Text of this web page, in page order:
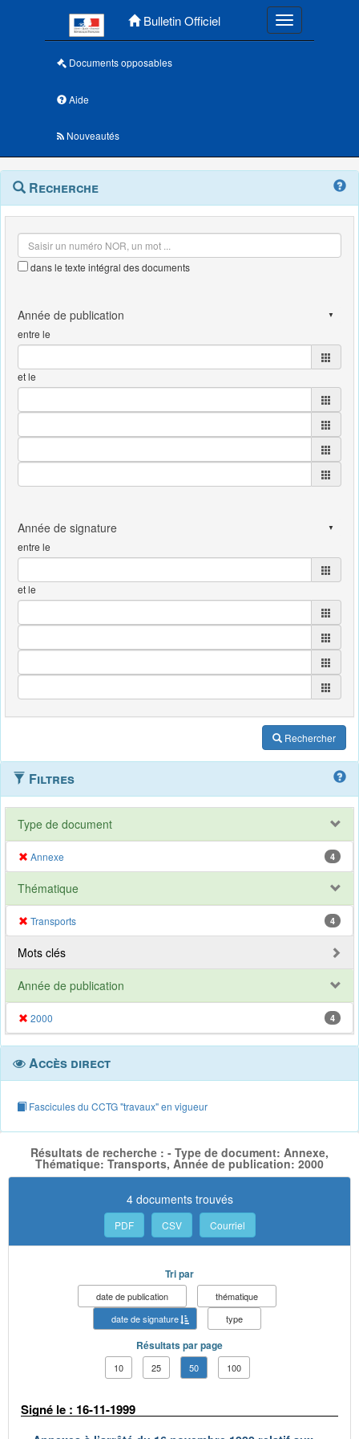
Bulletin Officiel Toggle
Documents opposables
Aide
Nouveautés
Navigation
outils
Menu
contextuel
Recherche
dans le texte intégral des documents
entre le
et le
entre le
et le
Rechercher
Filtres
Type de document
Annexe 4
Thématique
Transports 4
Mots clés
Année de publication
2000 4
Accès direct
Fascicules du CCTG "travaux" en vigueur
Résultats de recherche : - Type de document: Annexe,
Thématique: Transports, Année de publication: 2000
4 documents trouvés
PDF CSV Courriel
Tri par
date de publication
thématique
date de signature
type
Résultats par page
10 25 50 100
Signé le : 16-11-1999